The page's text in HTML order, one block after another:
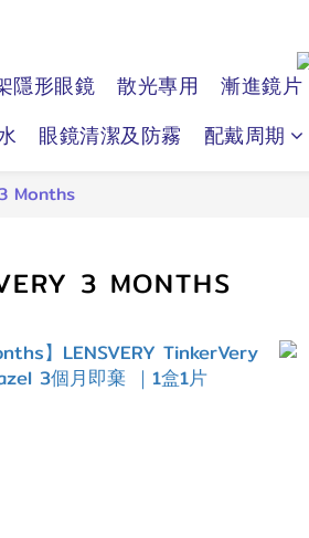
隱形眼鏡 散光專用 漸進鏡片
眼鏡清潔及防霧 配戴周期
Months
3 MONTHS